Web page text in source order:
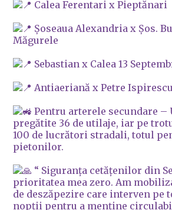
Calea Ferentari x Pieptănari
Șoseaua Alexandria x Șos.
Măgurele
Sebastian x Calea 13
Antiaeriană x Petre Ispirescu
Pentru arterele secundare –
pregătite 36 de utilaje, iar pe
100 de lucrători stradali, totul
pietonilor.
“ Siguranța cetățenilor din
prioritatea mea zero. Am
de deszăpezire care interven pe
nopții pentru a menține